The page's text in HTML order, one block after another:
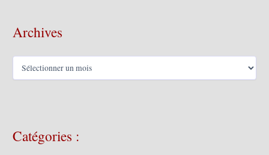
Archives
e
Catégories :